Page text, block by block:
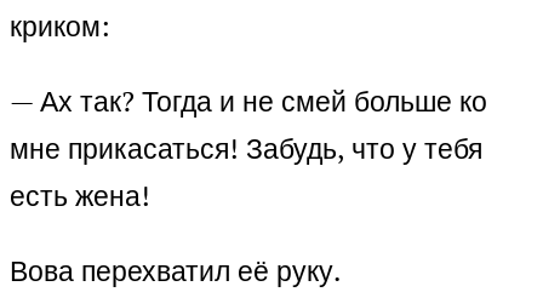
криком:
— Ах так? Тогда и не смей больше ко
мне прикасаться! Забудь, что у тебя
есть жена!
Вова перехватил её руку.